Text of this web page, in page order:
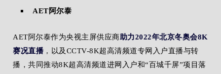
AET阿尔泰
AET阿尔泰作为央视主屏供应商助力2022年北京冬奥会8K
赛况直播 ，以及CCTV-8K超高清频道专网入户直播与转
播，共同推动8K超高清频道进网入户和“百城千屏”项目落